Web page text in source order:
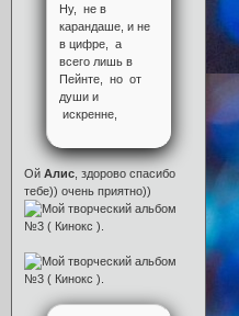
Ну, не в
карандаше, и не
в цифре, а
всего лишь в
Пейнте, но от
души и
искренне,
ОйАлис , здорово спасибо
тебе)) очень приятно))